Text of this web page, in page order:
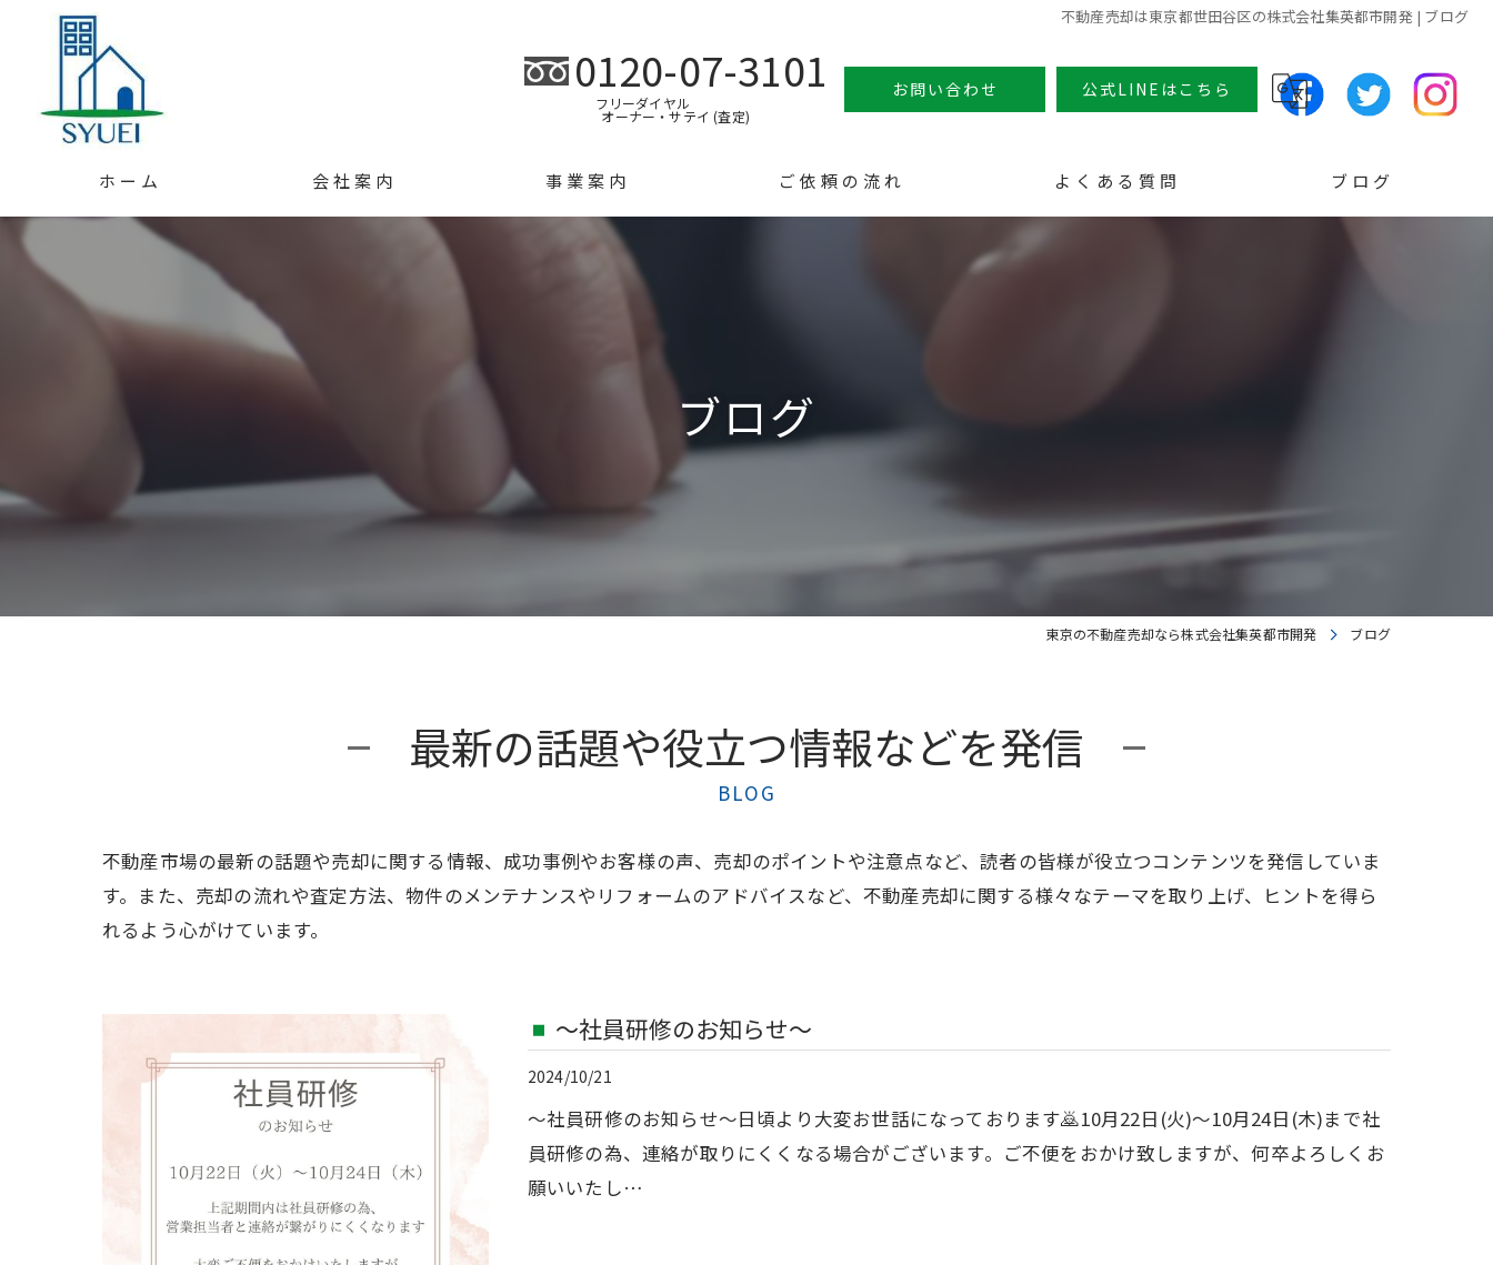
不動産売却は東京都世田谷区の株式会社集英都市開発 | ブログ
0120-07-3101
フリーダイヤル
オーナー・サテイ (査定)
お問い合わせ 公式LINEはこちら
ホーム 会社案内
アクセス
事業案内 ご依頼の流れ よくある質問 ブログ
ブログ
東京の不動産売却なら株式会社集英都市開発 ブログ
最新の話題や役立つ情報などを発信
BLOG
不動産市場の最新の話題や売却に関する情報、成功事例やお客様の声、売却のポイントや注意点など、読者の皆様が役立つコンテンツを発信していま
す。また、売却の流れや査定方法、物件のメンテナンスやリフォームのアドバイスなど、不動産売却に関する様々なテーマを取り上げ、ヒントを得ら
れるよう心がけています。
〜社員研修のお知らせ〜
2024/10/21
〜社員研修のお知らせ〜日頃より大変お世話になっております🙇10月22日(火)〜10月24日(木)まで社
員研修の為、連絡が取りにくくなる場合がございます。ご不便をおかけ致しますが、何卒よろしくお
願いいたし…